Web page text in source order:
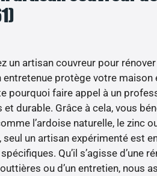
un artisan couvreur pour
entretenue protège votre maison
pourquoi faire appel à un
et durable. Grâce à cela, vous
l’ardoise naturelle, le zinc
seul un artisan expérimenté est
Qu’il s’agisse d’une
ou d’un entretien, nous